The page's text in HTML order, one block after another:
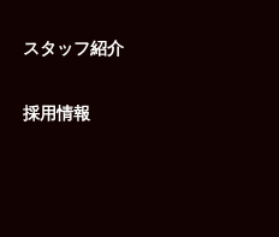
スタッフ紹介
採用情報